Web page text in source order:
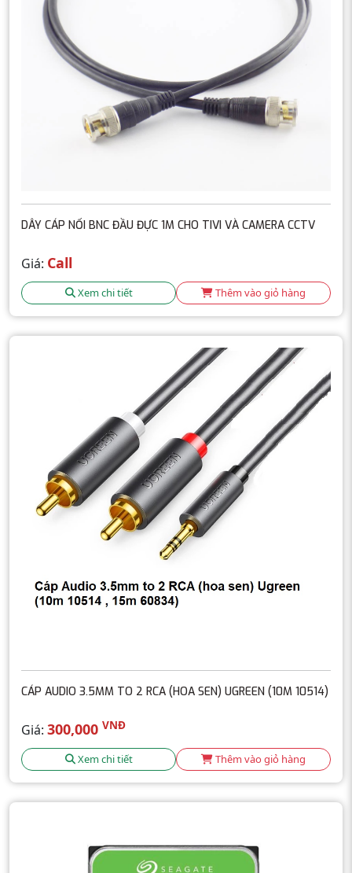
DÂY CÁP NỐI BNC ĐẦU ĐỰC 1M CHO TIVI VÀ CAMERA CCTV
Giá: Call
Xem chi tiết Thêm vào giỏ hàng
CÁP AUDIO 3.5MM TO 2 RCA (HOA SEN) UGREEN (10M 10514)
Giá: 300,000 VNĐ
Xem chi tiết Thêm vào giỏ hàng